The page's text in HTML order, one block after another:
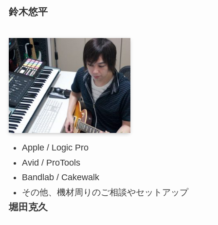
鈴木悠平
Apple / Logic Pro
Avid / ProTools
Bandlab / Cakewalk
その他、機材周りのご相談やセットアップ
堀田克久